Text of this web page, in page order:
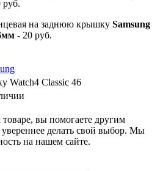
руб.
на заднюю крышку Samsung
- 20 руб.
Watch4 Classic 46
вы помогаете другим
увереннее делать свой выбор. Мы
на нашем сайте.